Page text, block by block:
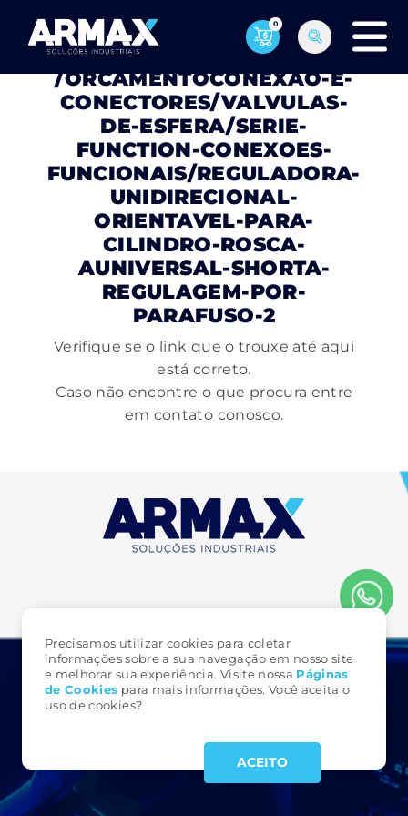
Precisamos utilizar cookies para coletar
informações sobre a sua navegação em nosso site
e melhorar sua experiência. Visite nossa Páginas
de Cookies para mais informações. Você aceita o
uso de cookies?
ACEITO
0
PÁGINA NÃO ENCONTRADA
/ORCAMENTOCONEXAO-E-
CONECTORES/VALVULAS-
DE-ESFERA/SERIE-
FUNCTION-CONEXOES-
FUNCIONAIS/REGULADORA-
UNIDIRECIONAL-
ORIENTAVEL-PARA-
CILINDRO-ROSCA-
AUNIVERSAL-SHORTA-
REGULAGEM-POR-
PARAFUSO-2
Verifique se o link que o trouxe até aqui
está correto.
Caso não encontre o que procura entre
em contato conosco.
FALE CONOSCO
3323 6161
armax@armax.com.br